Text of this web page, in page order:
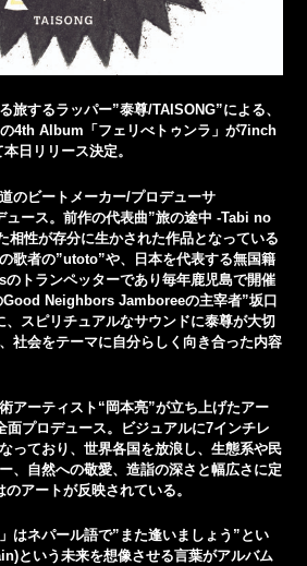
旅するラッパー”泰尊/TAISONG”による、
4th Album「フェリべトゥンラ」が7inch
日リリース決定。
のビートメーカー/プロデューサ
ース。前作の代表曲”旅の途中 -Tabi no
相性が存分に生かされた作品となっている
歌者の”utoto”や、日本を代表する無国籍
トランペッターであり毎年鹿児島で開催
Good Neighbors Jamboreeの主宰者”坂口
、スピリチュアルなサウンドに泰尊が大切
社会をテーマに自分らしく向き合った内容
アーティスト“岡本亮”が立ち上げたアー
面プロデュース。ビジュアルに7インチレ
っており、世界各国を放浪し、生態系や民
、自然への敬愛、造詣の深さと幅広さに定
アートが反映されている。
はネパール語で”また逢いましょう”とい
という未来を想像させる言葉がアルバム